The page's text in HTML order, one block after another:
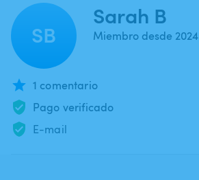
SB
Sarah B
Miembro desde 2024
1 comentario
Pago verificado
E-mail